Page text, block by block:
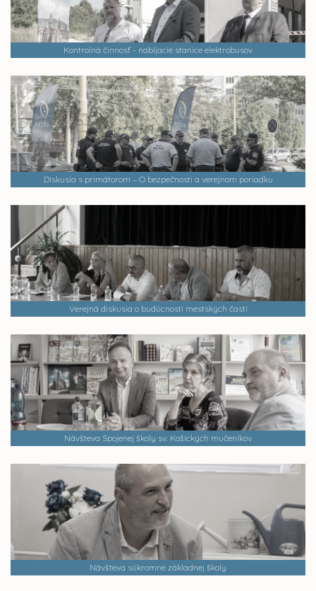
Kontrolná činnosť - nabíjacie stanice elektrobusov
Diskusia s primátorom – O bezpečnosti a verejnom poriadku
Verejná diskusia o budúcnosti mestských častí
Návšteva Spojenej školy sv. Košických mučeníkov
Návšteva súkromne základnej školy